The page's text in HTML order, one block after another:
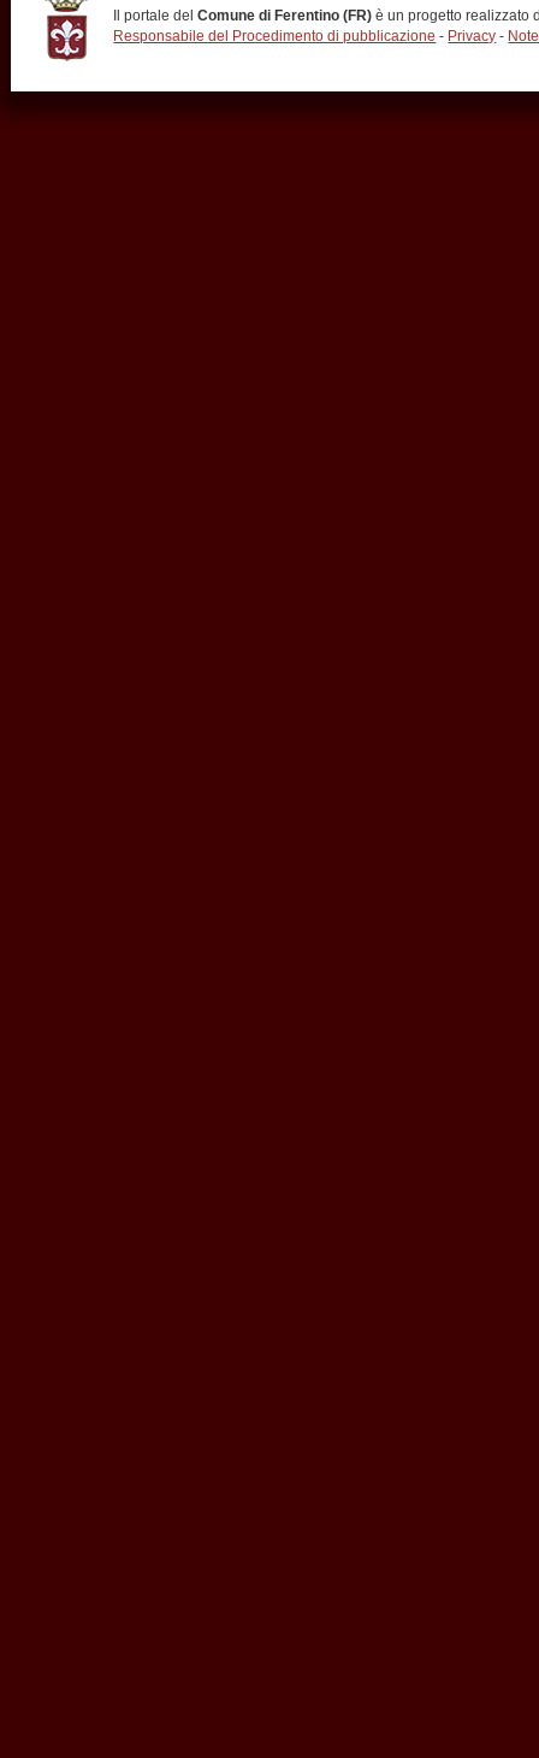
Il portale delComune di Ferentino (FR) è un progetto realizzato
Responsabile del Procedimento di pubblicazione - Privacy -